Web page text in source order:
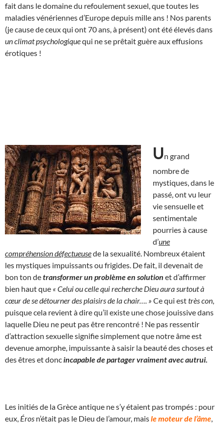
fait dans le domaine du refoulement sexuel, que toutes les
maladies vénériennes d’Europe depuis mille ans ! Nos parents
(je cause de ceux qui ont 70 ans, à présent) ont été élevés dans
un climat psychologiquequi ne se prêtait guère aux effusions
érotiques !
Un grand
nombre de
mystiques, dans le
passé, ont vu leur
vie sensuelle et
sentimentale
pourries à cause
d’une
compréhension défectueusede la sexualité. Nombreux étaient
les mystiques impuissants ou frigides. De fait, il devenait de
bon ton detransformer un problème en solution et d’affirmer
bien haut que « Celui ou celle qui recherche Dieu aura surtout à
cœur de se détourner des plaisirs de la chair…. » Ce qui esttrès con
puisque cela revient à dire qu’il existe une chose jouissive dans
laquelle Dieu ne peut pas être rencontré ! Ne pas ressentir
d’attraction sexuelle signifie simplement que notre âme est
devenue amorphe, impuissante à saisir la beauté des choses et
des êtres et donc incapable de partager vraiment avec autrui.
Les initiés de la Grèce antique ne s’y étaient pas trompés : pour
eux, Éros n’était pas le Dieu de l’amour, maisle moteur de l’âme